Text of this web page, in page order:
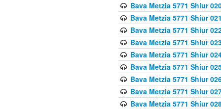
Bava Metzia 5771 Shiur
Bava Metzia 5771 Shiur
Bava Metzia 5771 Shiur
Bava Metzia 5771 Shiur
Bava Metzia 5771 Shiur
Bava Metzia 5771 Shiur
Bava Metzia 5771 Shiur
Bava Metzia 5771 Shiur
Bava Metzia 5771 Shiur